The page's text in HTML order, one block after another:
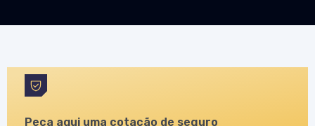
Peça aqui uma cotação de seguro